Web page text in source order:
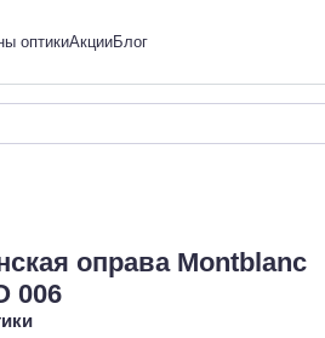
оптикиАкцииБлог
оправа Montblanc
006